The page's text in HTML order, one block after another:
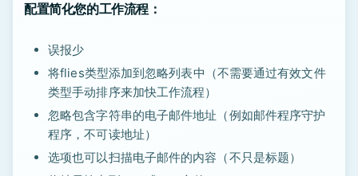
配置简化您的工作流程：
误报少
将flies类型添加到忽略列表中（不需要通过有效文件
类型手动排序来加快工作流程）
忽略包含字符串的电子邮件地址（例如邮件程序守护
程序，不可读地址）
选项也可以扫描电子邮件的内容（不只是标题）